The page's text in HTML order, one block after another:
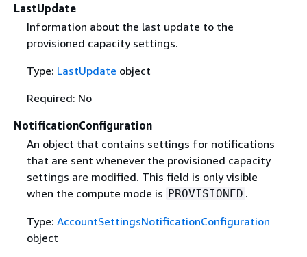
LastUpdate
Information about the last update to the
provisioned capacity settings.
Type: LastUpdate object
Required: No
NotificationConfiguration
An object that contains settings for notifications
that are sent whenever the provisioned capacity
settings are modified. This field is only visible
when the compute mode is PROVISIONED .
Type: AccountSettingsNotificationConfiguration
object